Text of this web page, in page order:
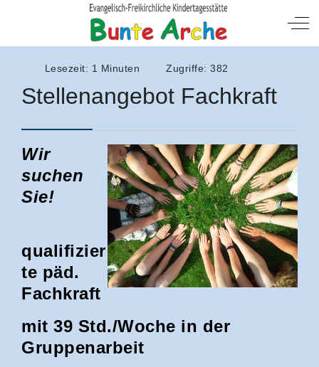
Mobile Menu Toggle Off-
Lesezeit: 1 Minuten Zugriffe: 382
Stellenangebot Fachkraft
Wir
suchen
Sie!
qualifizier
te päd.
Fachkraft
mit 39 Std./Woche in der
Gruppenarbeit